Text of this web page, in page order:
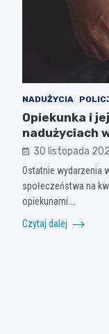
NADUŻYCIA
Opiekunka i
nadużyciach
30 listopada
Ostatnie wydarzenia
społeczeństwa na
opiekunami.…
Czytaj dalej